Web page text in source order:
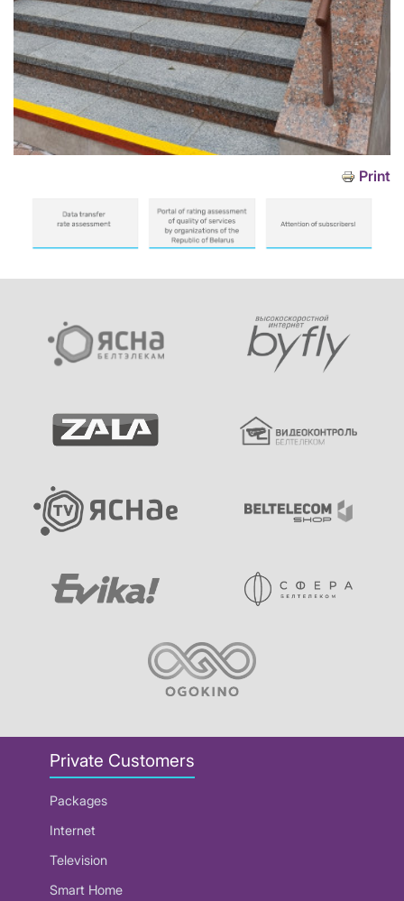
Print
Private Customers
Packages
Internet
Television
Smart Home